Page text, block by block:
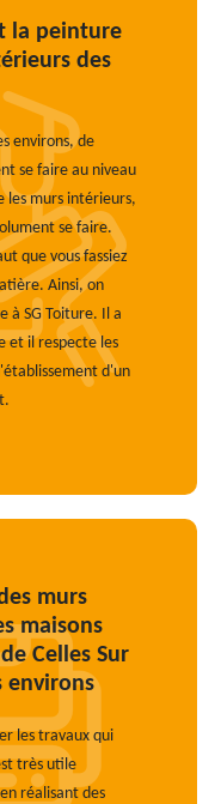
la peinture
des
environs, de
se faire au niveau
les murs intérieurs,
se faire.
que vous fassiez
Ainsi, on
à SG Toiture. Il a
et il respecte les
d'un
murs
maisons
Celles Sur
environs
les travaux qui
très utile
réalisant des